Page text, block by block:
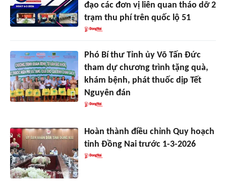
đạo các đơn vị liên quan tháo dỡ 2
trạm thu phí trên quốc lộ 51
Phó Bí thư Tỉnh ủy Võ Tấn Đức
tham dự chương trình tặng quà,
khám bệnh, phát thuốc dịp Tết
Nguyên đán
Hoàn thành điều chỉnh Quy hoạch
tỉnh Đồng Nai trước 1-3-2026